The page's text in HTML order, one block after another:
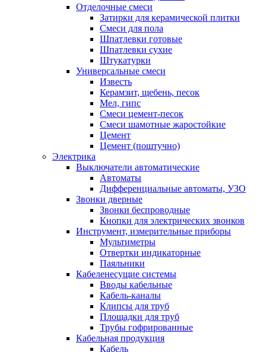
Отделочные смеси
Затирки для керамической плитки
Смеси для пола
Шпатлевки готовые
Шпатлевки сухие
Штукатурки
Универсальные смеси
Известь
Керамзит, щебень, песок
Мел, гипс
Смеси цемент-песок
Смеси шамотные жаростойкие
Цемент
Цемент (поштучно)
Электрика
Выключатели автоматические
Автоматы
Дифференциальные автоматы, УЗО
Звонки дверные
Звонки беспроводные
Кнопки для электрических звонков
Инструмент, измерительные приборы
Мультиметры
Отвертки индикаторные
Паяльники
Кабеленесущие системы
Вводы кабельные
Кабель-каналы
Клипсы для труб
Площадки для труб
Трубы гофрированные
Кабельная продукция
Кабель